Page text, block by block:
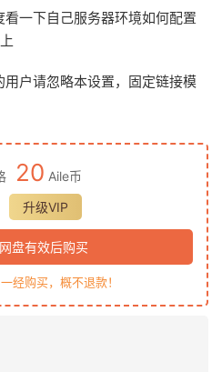
一下自己服务器环境如何配置
户请忽略本设置，固定链接模
20 Aile币
升级VIP
盘有效后购买
经购买，概不退款！